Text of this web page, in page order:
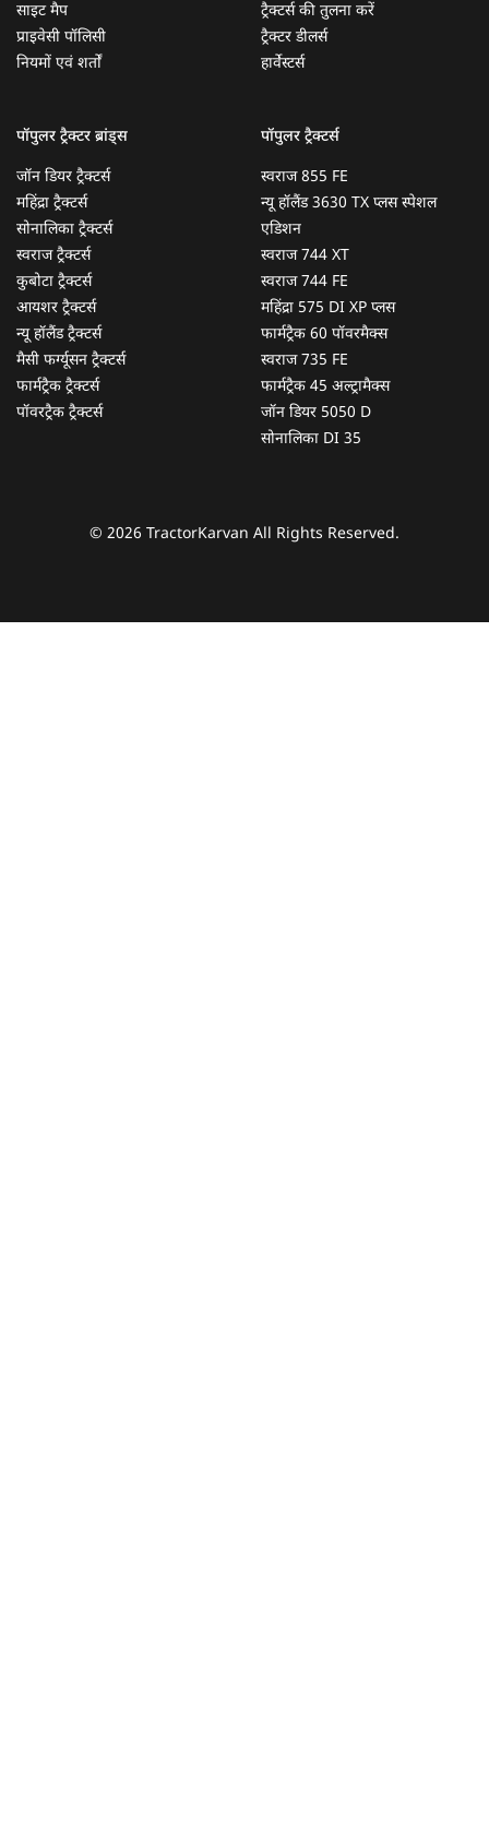
साइट मैप
प्राइवेसी पॉलिसी
नियमों एवं शर्तों
ट्रैक्टर्स की तुलना करें
ट्रैक्टर डीलर्स
हार्वेस्टर्स
पॉपुलर ट्रैक्टर ब्रांड्स
जॉन डियर ट्रैक्टर्स
महिंद्रा ट्रैक्टर्स
सोनालिका ट्रैक्टर्स
स्वराज ट्रैक्टर्स
कुबोटा ट्रैक्टर्स
आयशर ट्रैक्टर्स
न्यू हॉलैंड ट्रैक्टर्स
मैसी फर्ग्यूसन ट्रैक्टर्स
फार्मट्रैक ट्रैक्टर्स
पॉवरट्रैक ट्रैक्टर्स
पॉपुलर ट्रैक्टर्स
स्वराज 855 FE
न्यू हॉलैंड 3630 TX प्लस स्पेशल
एडिशन
स्वराज 744 XT
स्वराज 744 FE
महिंद्रा 575 DI XP प्लस
फार्मट्रैक 60 पॉवरमैक्स
स्वराज 735 FE
फार्मट्रैक 45 अल्ट्रामैक्स
जॉन डियर 5050 D
सोनालिका DI 35
© 2026 TractorKarvan All Rights Reserved.